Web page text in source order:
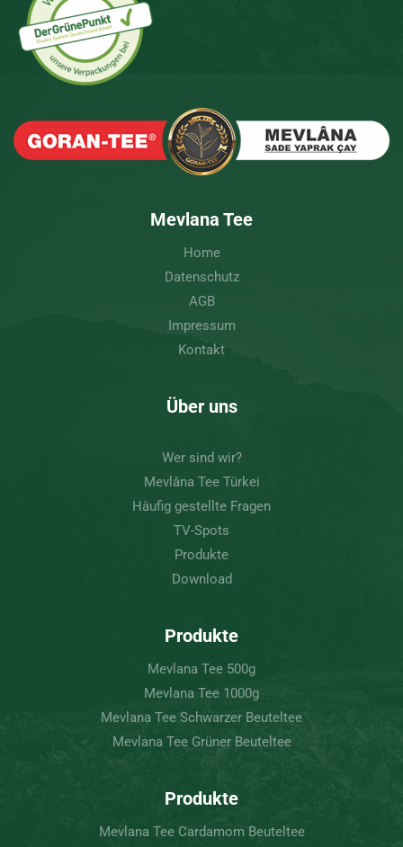
Mevlana Tee
Home
Datenschutz
AGB
Impressum
Kontakt
Über uns
Wer sind wir?
Mevlâna Tee Türkei
Häufig gestellte Fragen
TV-Spots
Produkte
Download
Produkte
Mevlana Tee 500g
Mevlana Tee 1000g
Mevlana Tee Schwarzer Beuteltee
Mevlana Tee Grüner Beuteltee
Produkte
Mevlana Tee Cardamom Beuteltee